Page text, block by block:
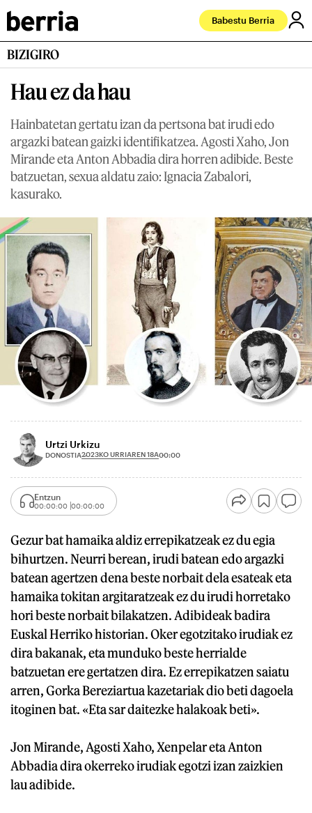
Babestu Berria
BIZIGIRO
Hau ez da hau
Hainbatetan gertatu izan da pertsona bat irudi edo
argazki batean gaizki identifikatzea. Agosti Xaho, Jon
Mirande eta Anton Abbadia dira horren adibide. Beste
batzuetan, sexua aldatu zaio: Ignacia Zabalori,
kasurako.
Urtzi Urkizu
DONOSTIA2023KO URRIAREN 18A00:00
Entzun
00:00:00 00:00:00
Gezur bat hamaika aldiz errepikatzeak ez du egia
bihurtzen. Neurri berean, irudi batean edo argazki
batean agertzen dena beste norbait dela esateak eta
hamaika tokitan argitaratzeak ez du irudi horretako
hori beste norbait bilakatzen. Adibideak badira
Euskal Herriko historian. Oker egotzitako irudiak ez
dira bakanak, eta munduko beste herrialde
batzuetan ere gertatzen dira. Ez errepikatzen saiatu
arren, Gorka Bereziartua kazetariak dio beti dagoela
itoginen bat. «Eta sar daitezke halakoak beti».
Jon Mirande, Agosti Xaho, Xenpelar eta Anton
Abbadia dira okerreko irudiak egotzi izan zaizkien
lau adibide.